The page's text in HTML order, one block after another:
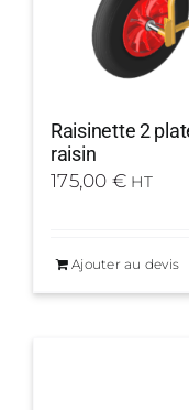
Raisinette 2
raisin
175,00 € HT
Ajouter au devis